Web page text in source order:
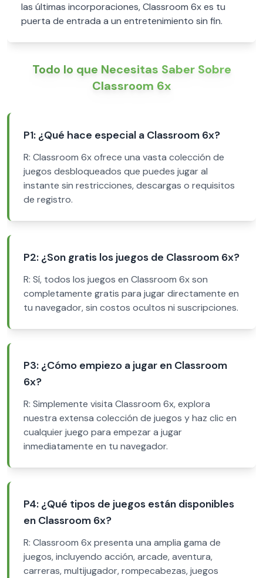
las últimas incorporaciones, Classroom 6x es tu
puerta de entrada a un entretenimiento sin fin.
Todo lo que Necesitas Saber Sobre
Classroom 6x
P1: ¿Qué hace especial a Classroom 6x?
R: Classroom 6x ofrece una vasta colección de
juegos desbloqueados que puedes jugar al
instante sin restricciones, descargas o requisitos
de registro.
P2: ¿Son gratis los juegos de Classroom 6x?
R: Sí, todos los juegos en Classroom 6x son
completamente gratis para jugar directamente en
tu navegador, sin costos ocultos ni suscripciones.
P3: ¿Cómo empiezo a jugar en Classroom
6x?
R: Simplemente visita Classroom 6x, explora
nuestra extensa colección de juegos y haz clic en
cualquier juego para empezar a jugar
inmediatamente en tu navegador.
P4: ¿Qué tipos de juegos están disponibles
en Classroom 6x?
R: Classroom 6x presenta una amplia gama de
juegos, incluyendo acción, arcade, aventura,
carreras, multijugador, rompecabezas, juegos